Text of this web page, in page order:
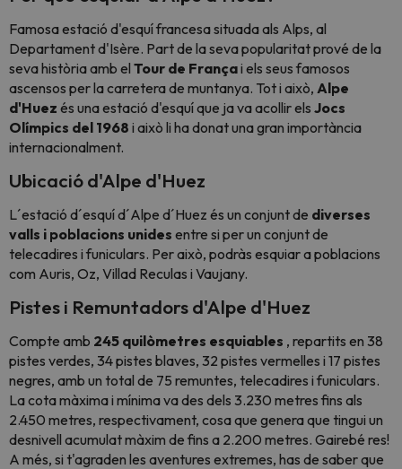
Famosa estació d'esquí francesa situada als Alps, al
Departament d'Isère. Part de la seva popularitat prové de la
seva història amb el Tour de Françai els seus famosos
ascensos per la carretera de muntanya. Tot i això, Alpe
d'Huez és una estació d'esquí que ja va acollir els Jocs
Olímpics del 1968 i això li ha donat una gran importància
internacionalment.
Ubicació d'Alpe d'Huez
L´estació d´esquí d´Alpe d´Huez és un conjunt de diverses
valls i poblacions unides entre si per un conjunt de
telecadires i funiculars. Per això, podràs esquiar a poblacions
com Auris, Oz, Villad Reculas i Vaujany.
Pistes i Remuntadors d'Alpe d'Huez
Compte amb 245 quilòmetres esquiables , repartits en 38
pistes verdes, 34 pistes blaves, 32 pistes vermelles i 17 pistes
negres, amb un total de 75 remuntes, telecadires i funiculars.
La cota màxima i mínima va des dels 3.230 metres fins als
2.450 metres, respectivament, cosa que genera que tingui un
desnivell acumulat màxim de fins a 2.200 metres. Gairebé res!
A més, si t'agraden les aventures extremes, has de saber que